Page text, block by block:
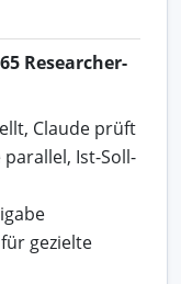
Researcher-
Claude prüft
parallel, Ist-Soll-
gezielte